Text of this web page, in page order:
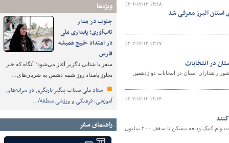
ویژه‌ها
جنوب در مدار
تاب‌آوری؛ پایداری ملی
در امتداد خلیج همیشه
فارس
سفر با شتابی ناگزیر آغاز می‌شود؛ آنگاه که خبر
تجاوز بامداد روز شنبه دشمن به شریان‌های…
ستاد ملی میناب پیگیر بازنگری در سرانه‌های
آموزشی، فرهنگی و ورزشی منطقه/…
راهنمای سفر
۱۴۰۲-۱۲-۱۲ ۱۴:۱۸
البرز معرفی شد
۱۴۰۲-۱۲-۱۲ ۱۴:۱۷
در انتخابات
استان در انتخابات دوازدهمین
۱۴۰۲-۱۲-۱۲ ۱۴:۱۴
معاون مسکن و ساختمان اداره کل راه و شهرسازی استان تهران از ابلاغ و تخصیص تسهیلات وام کمک ودیعه مسکن تا سقف ۲۰۰ میلیون